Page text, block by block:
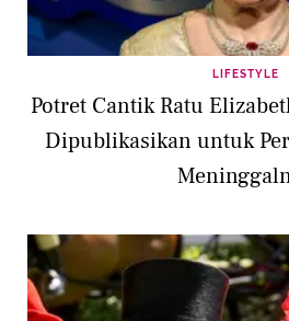
LIFESTYLE
Potret Cantik Ratu
Dipublikasikan untuk